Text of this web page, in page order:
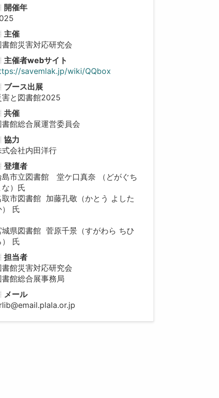
開催年
主催
書館災害対応研究会
主催者webサイト
savemlak.jp/wiki/QQbox
ブース出展
害と図書館2025
共催
書館総合展運営委員会
協力
式会社内田洋行
登壇者
島市立図書館 堂ケ口真奈 （どがぐち
な）氏
取市図書館 加藤孔敬（かとう よした
） 氏
城県図書館 菅原千景（すがわら ちひ
） 氏
担当者
書館災害対応研究会
書館総合展事務局
メール